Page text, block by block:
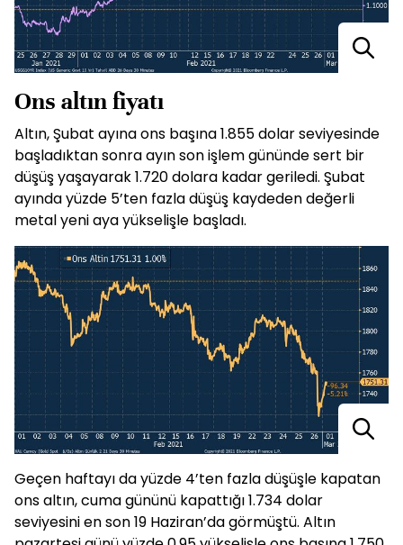
Ons altın fiyatı
Altın, Şubat ayına ons başına 1.855 dolar seviyesinde
başladıktan sonra ayın son işlem gününde sert bir
düşüş yaşayarak 1.720 dolara kadar geriledi. Şubat
ayında yüzde 5’ten fazla düşüş kaydeden değerli
metal yeni aya yükselişle başladı.
Geçen haftayı da yüzde 4’ten fazla düşüşle kapatan
ons altın, cuma gününü kapattığı 1.734 dolar
seviyesini en son 19 Haziran’da görmüştü. Altın